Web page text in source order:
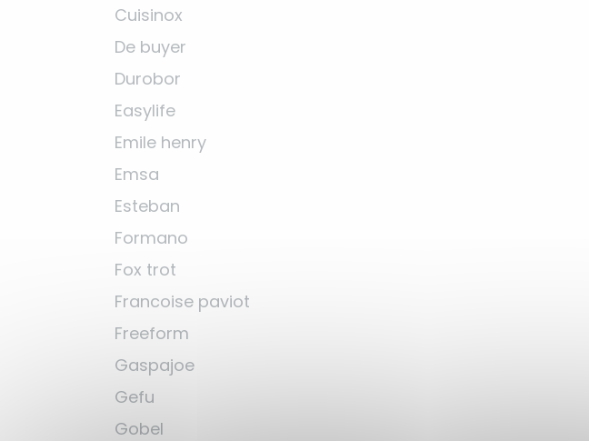
Cuisinox
De buyer
Durobor
Easylife
Emile henry
Emsa
Esteban
Formano
Fox trot
Francoise paviot
Freeform
Gaspajoe
Gefu
Gobel